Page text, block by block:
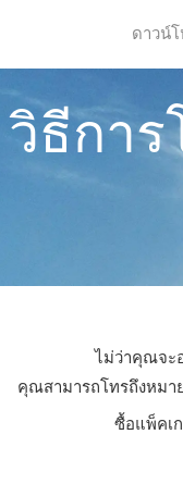
ดาวน์
วิธีการ
ไม่ว่าคุณจะ
คุณสามารถโทรถึงหมา
ซื้อแพ็คเ